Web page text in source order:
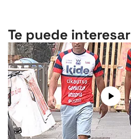
Te puede interesar